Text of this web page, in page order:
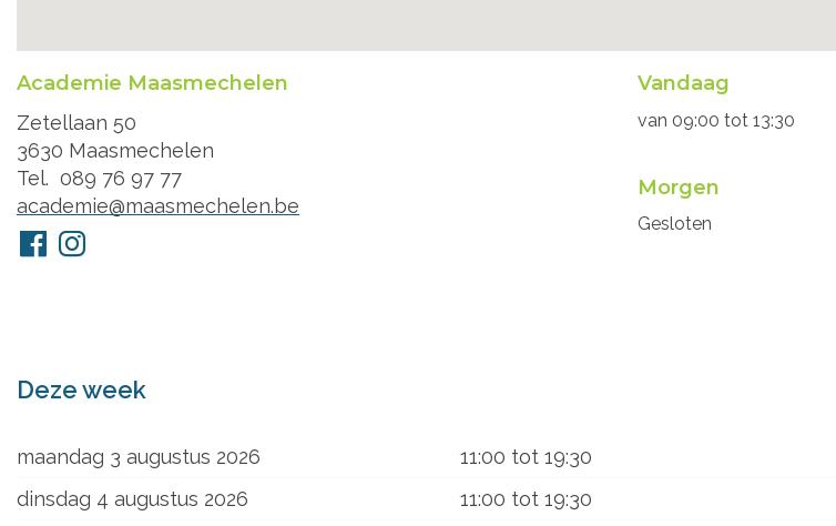
Academie Maasmechelen
Adres
Zetellaan 50
3630 Maasmechelen
Tel.
089 76 97 77
E-
mail
academie@maasmechelen.be
Volg
ons
FacebookInstagram
Openingsuren
Vandaag
van 09:00 tot 13:30
Morgen
Gesloten
Deze week
maandag 3 augustus 2026 11:00 tot 19:30
dinsdag 4 augustus 2026
11:00 tot 19:30